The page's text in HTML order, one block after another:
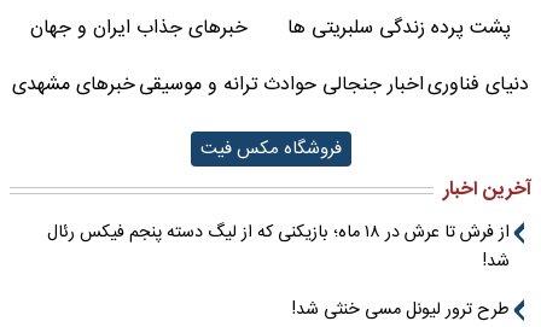
پشت پرده زندگی سلبریتی ها
خبرهای جذاب ایران و جهان
دنیای فناوریاخبار جنجالی حوادثترانه و موسیقیخبرهای مشهدی
فروشگاه مکس فیت
آخرین اخبار
از فرش تا عرش در ۱۸ ماه؛ بازیکنی که از لیگ دسته پنجم فیکس رئال
شد!
طرح ترور لیونل مسی خنثی شد!